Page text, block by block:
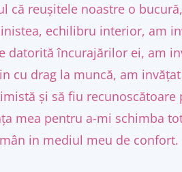
că reușitele noastre o
echilibru interior, am
datorită încurajărilor ei, am
cu drag la muncă, am
și să fiu
mea pentru a-mi schimba
in mediul meu de confort.